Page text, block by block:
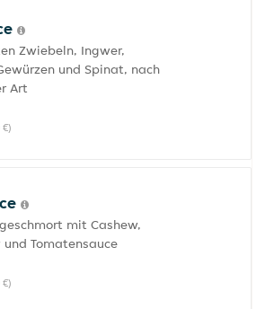
Zwiebeln, Ingwer,
und Spinat, nach
Art
mit Cashew,
und Tomatensauce